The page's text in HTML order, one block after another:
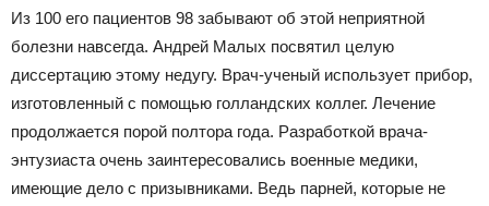
Из 100 его пациентов 98 забывают об этой неприятной
болезни навсегда. Андрей Малых посвятил целую
диссертацию этому недугу. Врач-ученый использует прибор,
изготовленный с помощью голландских коллег. Лечение
продолжается порой полтора года. Разработкой врача-
энтузиаста очень заинтересовались военные медики,
имеющие дело с призывниками. Ведь парней, которые не